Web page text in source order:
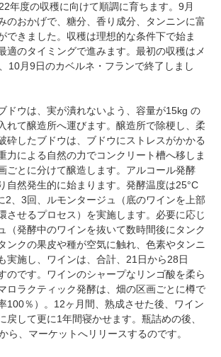
年度の収穫に向けて順調に育ちます。9月
のおかげで、糖分、香り成分、タンニンに富
できました。収穫は理想的な条件下で始ま
適のタイミングで進みます。最初の収穫はメ
10月9日のカベルネ・フランで終了しまし
ドウは、実が潰れないよう、容量が15kg の
れて醸造所へ運びます。醸造所で除梗し、柔
砕したブドウは、ブドウにストレスがかかる
力による自然の力でコンクリート槽へ移しま
ごとに分けて醸造します。アルコール発酵
自然発生的に始まります。発酵温度は25°C
2、3回、ルモンタージュ（底のワインを上部
させるプロセス）を実施します。必要に応じ
（発酵中のワインを抜いて数時間後にタンク
ンクの果皮や種が空気に触れ、色素やタンニ
実施し、ワインは、合計、21日から28日
のです。ワインのシャープなリンゴ酸を柔ら
ロラクティック発酵は、畑の区画ごとに樽で
100％）。12ヶ月間、熟成させた後、ワイン
戻して更に1年間寝かせます。瓶詰めの後、
ら、マーケットへリリースするのです。